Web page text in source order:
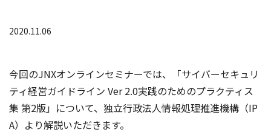
2020.11.06
今回のJNXオンラインセミナーでは、「サイバーセキュリ
ティ経営ガイドライン Ver 2.0実践のためのプラクティス
集 第2版」について、独立行政法人情報処理推進機構（IP
A）より解説いただきます。